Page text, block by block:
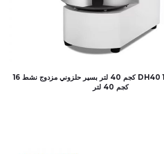
خلاط العجين DH40 16 كجم 40 لتر بسير حلزوني مزدوج نشط 16
كجم 40 لتر